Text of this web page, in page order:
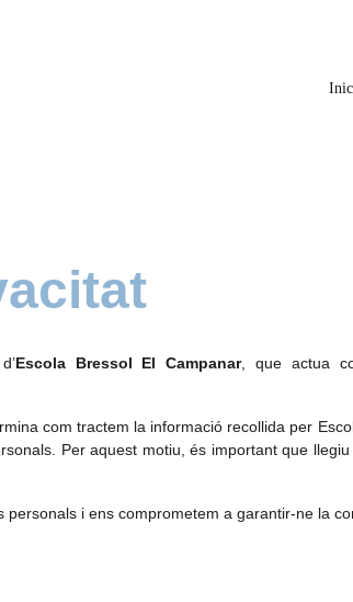
Escola Bressol El Campanar, que actua
com tractem la informació recollida per
Per aquest motiu, és important que
i ens comprometem a garantir-ne la